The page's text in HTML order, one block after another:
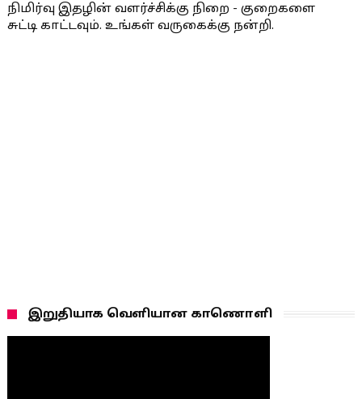
நிமிர்வு இதழின் வளர்ச்சிக்கு நிறை - குறைகளை
சுட்டி காட்டவும். உங்கள் வருகைக்கு நன்றி.
இறுதியாக வெளியான காணொளி